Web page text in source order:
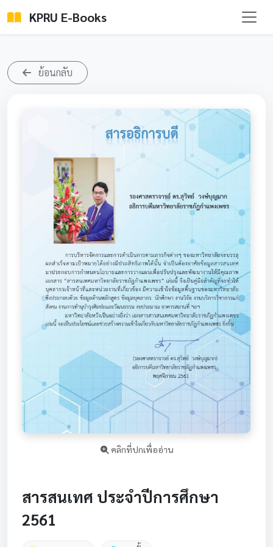
KPRU E-Books
ย้อนกลับ
คลิกที่ปกเพื่ออ่าน
สารสนเทศ ประจำปีการศึกษา
2561